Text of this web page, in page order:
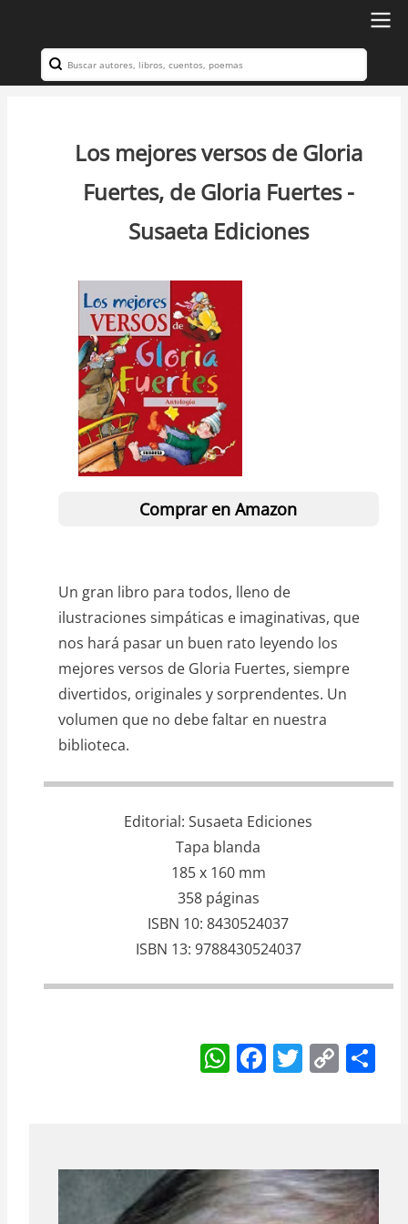
contenido
principal
Navegación
Search
Los mejores versos de Gloria
Fuertes, de Gloria Fuertes -
Susaeta Ediciones
Comprar en Amazon
Un gran libro para todos, lleno de
ilustraciones simpáticas e imaginativas, que
nos hará pasar un buen rato leyendo los
mejores versos de Gloria Fuertes, siempre
divertidos, originales y sorprendentes. Un
volumen que no debe faltar en nuestra
biblioteca.
Editorial Susaeta Ediciones
Tapa blanda
185 x 160 mm
358 páginas
ISBN 10 8430524037
ISBN 13 9788430524037
W
h
A
p
F
a
b
o
T
w
C
o
Li
n
S
h